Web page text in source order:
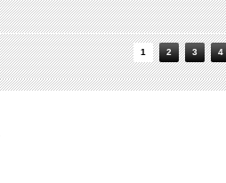
1 2 3 4